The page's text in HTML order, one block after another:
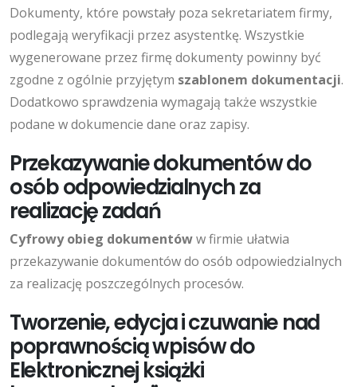
Dokumenty, które powstały poza sekretariatem firmy,
podlegają weryfikacji przez asystentkę. Wszystkie
wygenerowane przez firmę dokumenty powinny być
zgodne z ogólnie przyjętym szablonem dokumentacji.
Dodatkowo sprawdzenia wymagają także wszystkie
podane w dokumencie dane oraz zapisy.
Przekazywanie dokumentów do
osób odpowiedzialnych za
realizację zadań
Cyfrowy obieg dokumentóww firmie ułatwia
przekazywanie dokumentów do osób odpowiedzialnych
za realizację poszczególnych procesów.
Tworzenie, edycja i czuwanie nad
poprawnością wpisów do
Elektronicznej książki